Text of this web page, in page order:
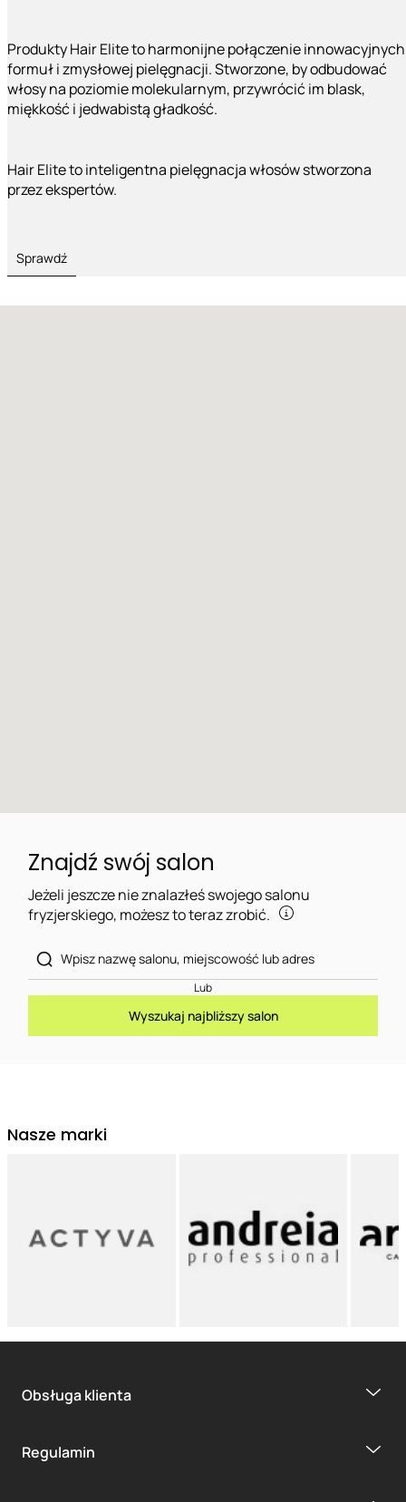
Produkty Hair Elite to harmonijne połączenie innowacyjnych
formuł i zmysłowej pielęgnacji. Stworzone, by odbudować
włosy na poziomie molekularnym, przywrócić im blask,
miękkość i jedwabistą gładkość.
Hair Elite to inteligentna pielęgnacja włosów stworzona
przez ekspertów.
Sprawdź
Znajdź swój salon
Jeżeli jeszcze nie znalazłeś swojego salonu
fryzjerskiego, możesz to teraz zrobić.
Lub
Wyszukaj najbliższy salon
Nasze marki
Obsługa klienta
Regulamin